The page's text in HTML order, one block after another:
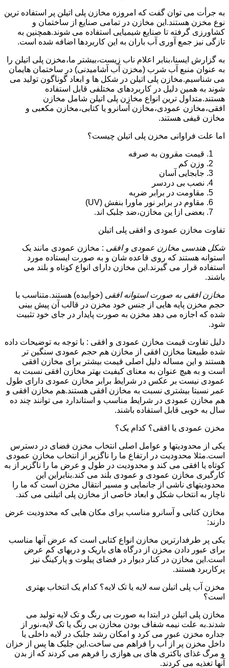
به جرأت می توان گفت که امروزه مخازن پلی اتیلن پر استفاده ترین
نوع مخزن هستند.این مخازن در تمامی صنایع از ساختمان و
کشاورزی گرفته تا صنایع شیمیایی استفاده می شوند.همچنین به
تازگی نیز جمع آوری آب باران به این کاربردها اضافه شده است.
به گزارش ایسنا،بنابر اعلام ناب زیست،بیشتر ما،مخزن پلی اتیلن را
به عنوان منبع آب شرب (مخزن آب آشامیدنی) در ساختمان هایمان
می شناسیم.مخازن پلی اتیلن در شکل ها و ابعاد گوناگون تولید می
شوند به همین دلیل در کاربردهای مختلفی قابل استفاده
هستند.متداول ترین انواع مخازن پلی اتیلن شامل مخازن
افقی،مخازن عمودی،مخازن آسانرو یا کتابی،مخازن مکعبی و
مخازن قیفی هستند.
اما علت فراوانی مخزن پلی اتیلن چیست؟
قیمت مقرون به صرفه
وزن کم
جابجایی آسان
نصب بی دردسر
مقاومت در برابر ضربه
مقاوم در برابر نور ماورا بنفش (UV)
بعضی ازا ین مخازن،ضد جلبک اند.
تفاوت مخازن عمودی و افقی پلی اتیلن
شکل هندسی مخازن عمودی و افقی : مخازن عمودی مانند یک
استوانه هستند که روی قاعده شان و به صورت ایستاده مورد
استفاده قرار می گیرند.این مخازن دارای انواع کوتاه و بلند می
باشند.
مخازن افقی به صورت استوانه افقی (خوابیده) هستند.متناسب با
حجم مخزن پایه هایی از جنس خود مخزن در قالب آن پیش بینی
شده که اجازه می دهد مخزن به صورت پایدار در جای خود تثبیت
شود.
دلیل تفاوت قیمت مخازن عمودی و افقی : با توجه به توضیحات داده
شده طبیعتا مخازن افقی از مخازن هم حجم عمودی سنگین تر
هستند و این مساله دلیل اصلی قیمت بیشتر برای مخازن افقی
است و به هیچ عنوان به معنای کیفیت بهتر مخازن افقی نسبت به
عمودی نیست بر عکس در شرایط برابر مخازن عمودی دارای طول
عمر نسبتا بیشتری نسبت به مخازن افقی هستند.هم مخازن افقی و
هم مخازن عمودی در شرایط مناسب و استاندارد می توانند چند ده
سال به خوبی قابل استفاده باشند.
مخزن عمودی یا افقی؟ کدام یک؟
یکی از محدودیتها و عوامل اصلی انتخاب مخزن فضای در دسترس
است.مثلا محدودیت در ارتفاع ما را ناگزیر از انتخاب مخازن عمودی
کوتاه یا افقی می کند و محدودیت در طول و عرض ما را ناگزیر از به
کارگیری مخازن عمودی و عمودی بلند می کند.بنابراین این
محدودیتهای ناشی از جانمایی و مسیر انتقال مخزن است که ما را
ناچار به انتخاب شکل و ابعاد خاصی از مخازن پلی اتیلنی می کند.
مخازن کتابی و آسانرو مناسب برای مکان هایی که محدودیت عرض
دارند:
یکی پر طرفدارترین مخازن انواع کتابی است که عرض آنها مناسب
برای عبور دادن مخزن از درگاه های باریک و دربهای کم عرض
است.این مخازن در کنار دیوار در فضای پیلوت و پارکینگ نیز
پرکاربرد هستند.
مخزن آب پلی اتیلن سه لایه یا تک لایه؟ کدام یک انتخاب بهتری
است؟
مخازن پلی اتیلن در ابتدا به صورت بی رنگ و تک لایه تولید می
شدند.به علت نیمه شفاف بودن مخازن بی رنگ یا تک لایه،نور از
جداره مخزن عبور می کرد و امکان رشد جلبک در لایه داخلی یا
داخل مخزن پر از آب را فراهم می ساخت.این جلبک ها پس از خزان
و مرگ غذای باکتری های بی هوازی را فرهم می کردند که از بدن
آنها تغذیه می کردند.